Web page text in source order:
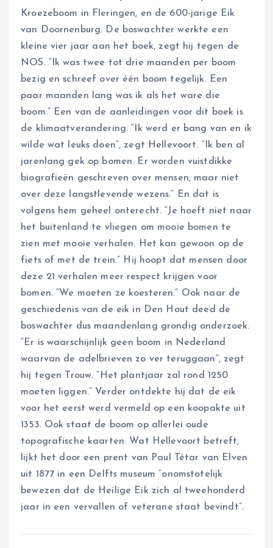
Kroezeboom in Fleringen, en de 600-jarige Eik
van Doornenburg. De boswachter werkte een
kleine vier jaar aan het boek, zegt hij tegen de
NOS. “Ik was twee tot drie maanden per boom
bezig en schreef over één boom tegelijk. Een
paar maanden lang was ik als het ware die
boom.” Een van de aanleidingen voor dit boek is
de klimaatverandering. “Ik werd er bang van en ik
wilde wat leuks doen”, zegt Hellevoort. “Ik ben al
jarenlang gek op bomen. Er worden vuistdikke
biografieën geschreven over mensen, maar niet
over deze langstlevende wezens.” En dat is
volgens hem geheel onterecht. “Je hoeft niet naar
het buitenland te vliegen om mooie bomen te
zien met mooie verhalen. Het kan gewoon op de
fiets of met de trein.” Hij hoopt dat mensen door
deze 21 verhalen meer respect krijgen voor
bomen. “We moeten ze koesteren.” Ook naar de
geschiedenis van de eik in Den Hout deed de
boswachter dus maandenlang grondig onderzoek.
“Er is waarschijnlijk geen boom in Nederland
waarvan de adelbrieven zo ver teruggaan”, zegt
hij tegen Trouw. “Het plantjaar zal rond 1250
moeten liggen.” Verder ontdekte hij dat de eik
voor het eerst werd vermeld op een koopakte uit
1353. Ook staat de boom op allerlei oude
topografische kaarten. Wat Hellevoort betreft,
lijkt het door een prent van Paul Tétar van Elven
uit 1877 in een Delfts museum “onomstotelijk
bewezen dat de Heilige Eik zich al tweehonderd
jaar in een vervallen of veterane staat bevindt”.